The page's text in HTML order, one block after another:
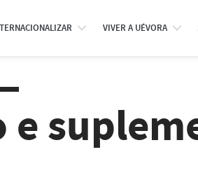
VIVER A UÉVORA
e